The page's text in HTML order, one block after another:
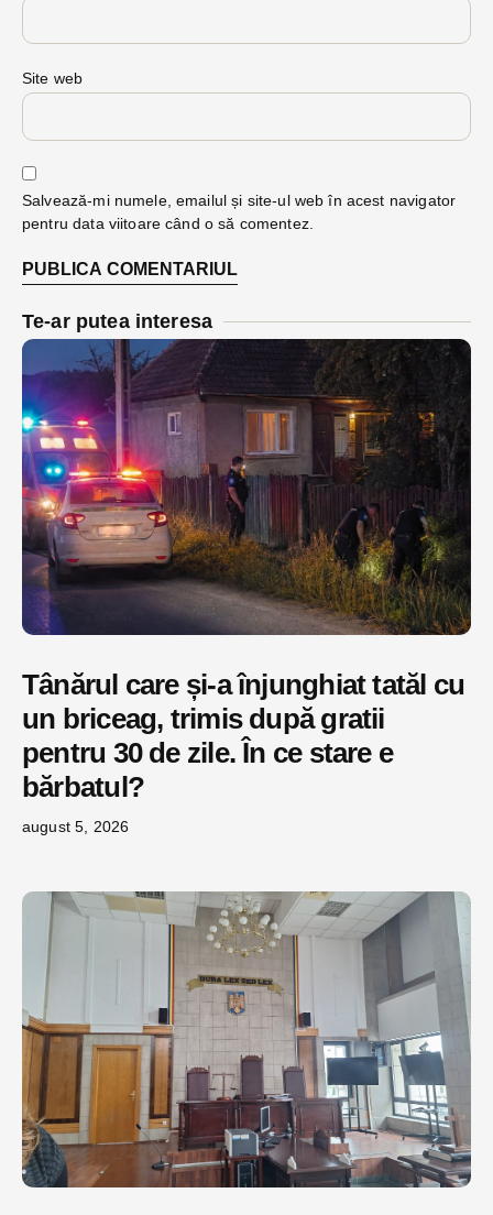
Site web
Salvează-mi numele, emailul și site-ul web în acest navigator
pentru data viitoare când o să comentez.
Te-ar putea interesa
Tânărul care și-a înjunghiat tatăl cu
un briceag, trimis după gratii
pentru 30 de zile. În ce stare e
bărbatul?
august 5, 2026